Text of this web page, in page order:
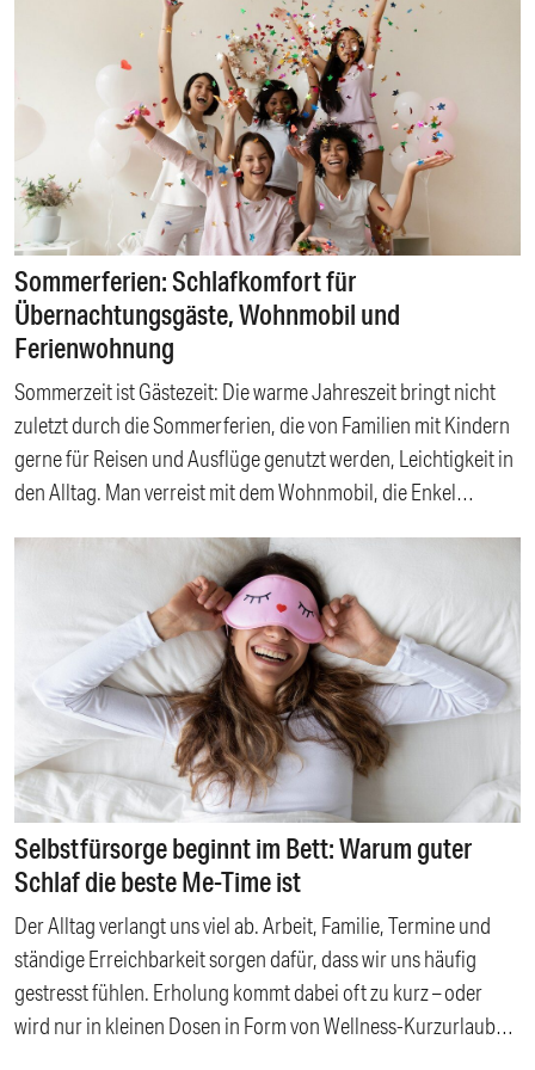
Warum schwitzen, wenn es auch kühler geht? Heiße Angebote
statt heißer Luft: Bettwaren im Somme-Sale Raus mit der Hitze
aus dem Bett Atmungsaktive Matratzen: Erholsamer Schlaf bei
jedem Wetter Temperaturregulierende Topper: Natürliche
Kühlung in warmen Sommernächten Kissen mit Kühleffekt:
Entspannen statt schwitzen Sommerbettwäsche: Luftig-leicht
in den Schlaf gleiten
Sommerferien: Schlafkomfort für
Übernachtungsgäste, Wohnmobil und
Ferienwohnung
Sommerzeit ist Gästezeit: Die warme Jahreszeit bringt nicht
zuletzt durch die Sommerferien, die von Familien mit Kindern
gerne für Reisen und Ausflüge genutzt werden, Leichtigkeit in
den Alltag. Man verreist mit dem Wohnmobil, die Enkel
nach dem Grillabend spontan über Nacht. Ob
Übernachtungsbesuch von Familie und Freunden, Urlaub mit
dem Camper oder die Ausstattung der Ferienwohnung – wenn
die Temperaturen steigen und sich alles nach Urlaub anfühlt,
braucht es die richtigen Bettwaren, um den Sommer auch
nachts zu genießen. Worauf es beim Kauf von Bettwaren für
den Sommer ankommt und welche Angebote sich besonders
lohnen, lesen Sie hier. Inhalt: Gäste willkommen:
Schlafkomfort für Übernachtungsbesuch Klappmatratzen
Schlafen im Wohnmobil und Camper Matratzentopper
Bettwäsche & Bettdecken Ferienwohnung gastfreundlich
ausstatten Wendematratze & verstellbarer Lattenrost
Nützliche Extras für mehr Komfort
Selbstfürsorge beginnt im Bett: Warum guter
Schlaf die beste Me-Time ist
Der Alltag verlangt uns viel ab. Arbeit, Familie, Termine und
ständige Erreichbarkeit sorgen dafür, dass wir uns häufig
gestresst fühlen. Erholung kommt dabei oft zu kurz – oder
wird nur in kleinen Dosen in Form von Wellness-Kurzurlauben,